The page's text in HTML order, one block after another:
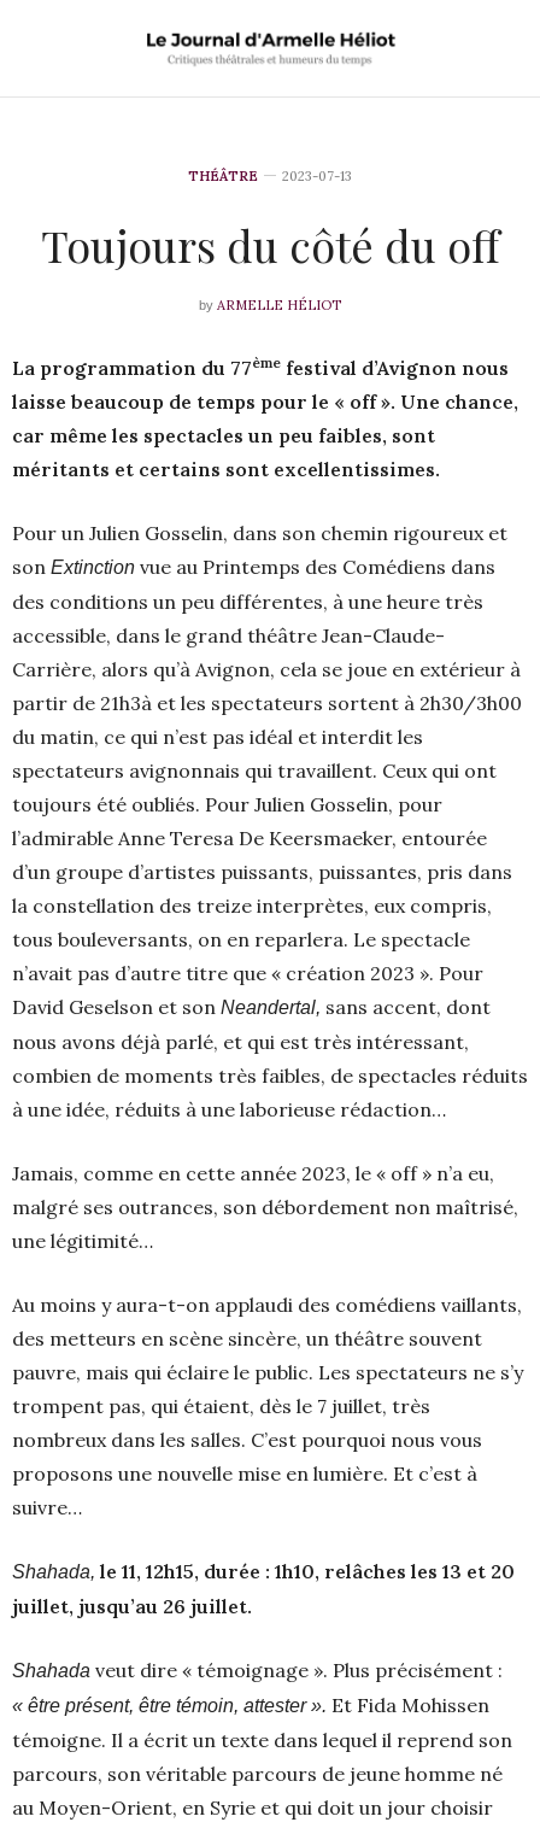
THÉÂTRE 2023-07-13
Toujours du côté du off
by ARMELLE HÉLIOT
La programmation du 77ème festival d’Avignon nous
laisse beaucoup de temps pour le « off ». Une chance,
car même les spectacles un peu faibles, sont
méritants et certains sont excellentissimes.
Pour un Julien Gosselin, dans son chemin rigoureux et
son Extinction vue au Printemps des Comédiens dans
des conditions un peu différentes, à une heure très
accessible, dans le grand théâtre Jean-Claude-
Carrière, alors qu’à Avignon, cela se joue en extérieur à
partir de 21h3à et les spectateurs sortent à 2h30/3h00
du matin, ce qui n’est pas idéal et interdit les
spectateurs avignonnais qui travaillent. Ceux qui ont
toujours été oubliés. Pour Julien Gosselin, pour
l’admirable Anne Teresa De Keersmaeker, entourée
d’un groupe d’artistes puissants, puissantes, pris dans
la constellation des treize interprètes, eux compris,
tous bouleversants, on en reparlera. Le spectacle
n’avait pas d’autre titre que « création 2023 ». Pour
David Geselson et son Neandertal, sans accent, dont
nous avons déjà parlé, et qui est très intéressant,
combien de moments très faibles, de spectacles réduits
à une idée, réduits à une laborieuse rédaction…
Jamais, comme en cette année 2023, le « off » n’a eu,
malgré ses outrances, son débordement non maîtrisé,
une légitimité…
Au moins y aura-t-on applaudi des comédiens vaillants,
des metteurs en scène sincère, un théâtre souvent
pauvre, mais qui éclaire le public. Les spectateurs ne s’y
trompent pas, qui étaient, dès le 7 juillet, très
nombreux dans les salles. C’est pourquoi nous vous
proposons une nouvelle mise en lumière. Et c’est à
suivre…
Shahada, le 11, 12h15, durée : 1h10, relâches les 13 et 20
juillet, jusqu’au 26 juillet.
Shahada veut dire « témoignage ». Plus précisément :
« être présent, être témoin, attester ». Et Fida Mohissen
témoigne. Il a écrit un texte dans lequel il reprend son
parcours, son véritable parcours de jeune homme né
au Moyen-Orient, en Syrie et qui doit un jour choisir